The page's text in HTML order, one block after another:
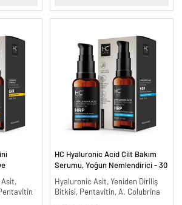
Asit,
HC Hyaluronic Acid Cilt Bakım
Serumu, Yoğun Nemlendirici - 30
Hyaluronic Asit, Yeniden Diriliş
Bitkisi, Pentavitin, A. Colubrina